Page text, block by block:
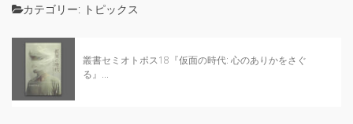
学会の出版物
ジャーナル（論文誌）
カテゴリー: トピックス
叢書セミオトポス18『仮面の時代: 心のありかをさぐ
る』...